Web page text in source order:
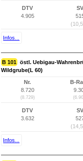
DTV
4.905
SV
Infos...
B 101 östl. Uebigau-
Wildgrube(L 60)
Nr.
8.720
(8.729)
B-
DTV
3.632
SV
Infos...